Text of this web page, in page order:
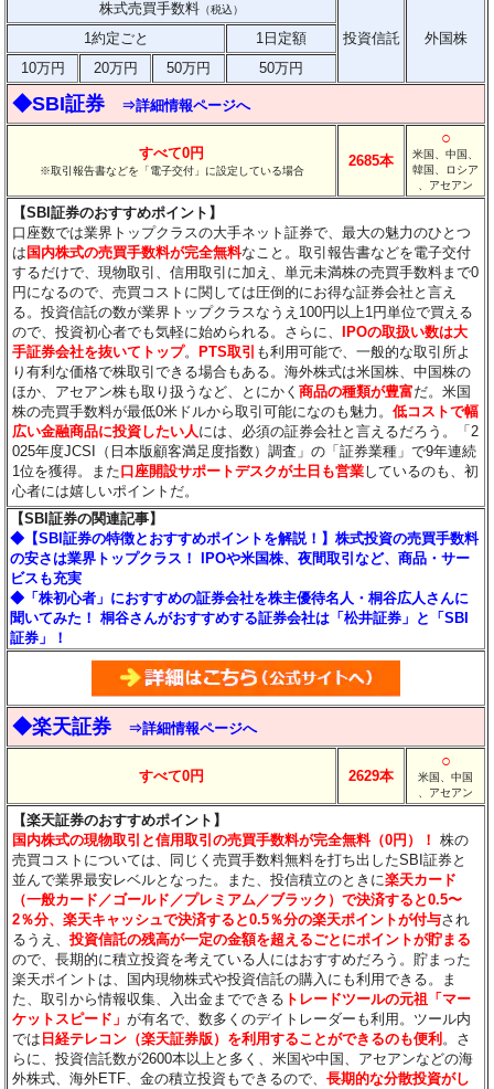
株式売買手数料 （税込）
投資信託 外国株
1約定ごと
1日定額
10万円
20万円 50万円 50万円
◆SBI証券 ⇒詳細情報ページへ
すべて0円
※取引報告書などを「電子交付」に設定している場合
2685本
○
米国、中国、
韓国、ロシア
、アセアン
【SBI証券のおすすめポイント】
口座数では業界トップクラスの大手ネット証券で、最大の魅力のひとつ
は 国内株式の売買手数料が完全無料なこと。取引報告書などを電子交付
するだけで、現物取引、信用取引に加え、単元未満株の売買手数料まで0
円になるので、売買コストに関しては圧倒的にお得な証券会社と言え
る。投資信託の数が業界トップクラスなうえ100円以上1円単位で買える
ので、投資初心者でも気軽に始められる。さらに、
IPOの取扱い数は大
手証券会社を抜いてトップ。 PTS取引 も利用可能で、一般的な取引所よ
り有利な価格で株取引できる場合もある。海外株式は米国株、中国株の
ほか、アセアン株も取り扱うなど、とにかく商品の種類が豊富だ。米国
株の売買手数料が最低0米ドルから取引可能になのも魅力。低コストで幅
広い金融商品に投資したい人には、必須の証券会社と言えるだろう。「2
025年度JCSI（日本版顧客満足度指数）調査」の「証券業種」で9年連続
1位を獲得。また口座開設サポートデスクが土日も営業しているのも、初
心者には嬉しいポイントだ。
【SBI証券の関連記事】
◆【SBI証券の特徴とおすすめポイントを解説！】株式投資の売買手数料
の安さは業界トップクラス！ IPOや米国株、夜間取引など、商品・サー
ビスも充実
◆「株初心者」におすすめの証券会社を株主優待名人・桐谷広人さんに
聞いてみた！ 桐谷さんがおすすめする証券会社は「松井証券」と「SBI
証券」！
◆楽天証券 ⇒詳細情報ページへ
すべて0円 2629本
○
米国、中国
、アセアン
【楽天証券のおすすめポイント】
国内株式の現物取引と信用取引の売買手数料が完全無料（0円）！ 株の
売買コストについては、同じく売買手数料無料を打ち出したSBI証券と
並んで業界最安レベルとなった。また、投信積立のときに楽天カード
（一般カード／ゴールド／プレミアム／ブラック）で決済すると0.5〜
2％分、楽天キャッシュで決済すると0.5％分の楽天ポイントが付与され
るうえ、投資信託の残高が一定の金額を超えるごとにポイントが貯まる
ので、長期的に積立投資を考えている人にはおすすめだろう。貯まった
楽天ポイントは、国内現物株式や投資信託の購入にも利用できる。ま
た、取引から情報収集、入出金までできる トレードツールの元祖「マー
ケットスピード」が有名で、数多くのデイトレーダーも利用。ツール内
では 日経テレコン（楽天証券版）を利用することができるのも便利 。さ
らに、投資信託数が2600本以上と多く、米国や中国、アセアンなどの海
外株式、海外ETF、金の積立投資もできるので、長期的な分散投資がし